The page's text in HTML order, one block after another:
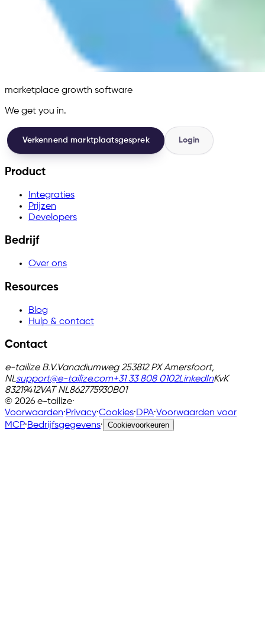
marketplace growth software
We get you in.
Verkennend marktplaatsgesprek Login
Product
Integraties
Prijzen
Developers
Bedrijf
Over ons
Resources
Blog
Hulp & contact
Contact
e-tailize B.V.Vanadiumweg 253812 PX Amersfoort,
NLsupport@e-tailize.com+31 33 808 0102LinkedInKvK
83219412VAT NL862775930B01
© 2026 e-tailize·
Voorwaarden·Privacy·Cookies·DPA·Voorwaarden voor
MCP·Bedrijfsgegevens· Cookievoorkeuren